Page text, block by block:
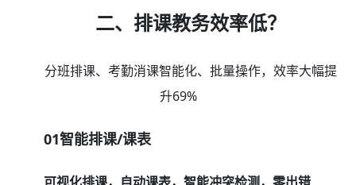
二、排课教务效率低？
分班排课、考勤消课智能化、批量操作，效率大幅提
升69%
01智能排课/课表